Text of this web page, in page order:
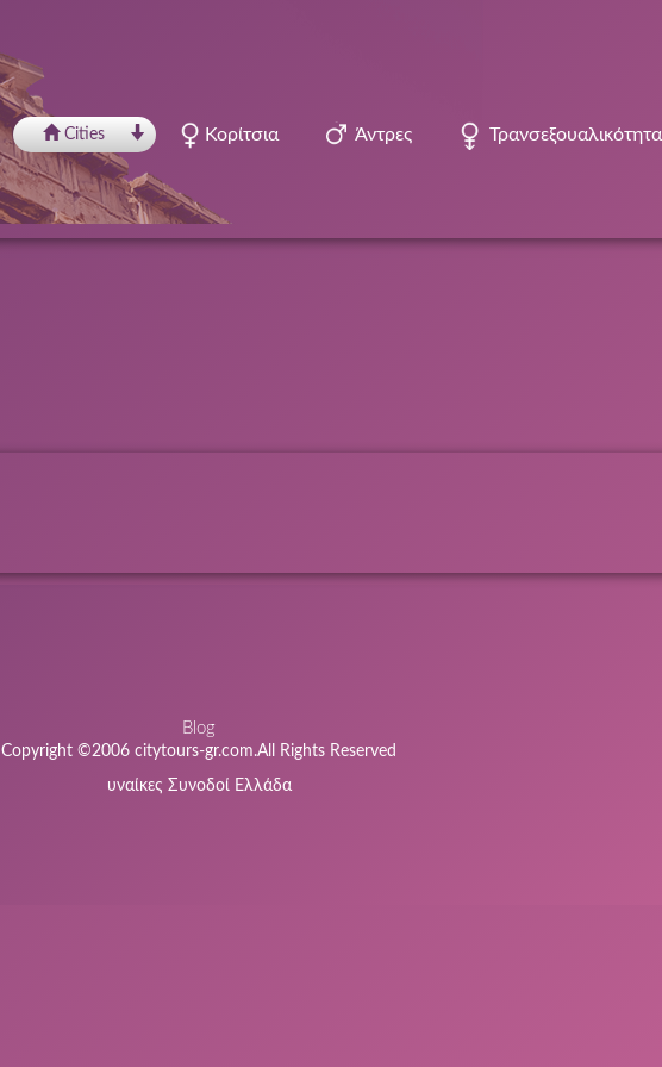
Сities Κορίτσια Άντρες Τρανσεξουαλικότητα
Blog
Copyright ©2006 citytours-gr.com.All Rights Reserved
υναίκες Συνοδοί Ελλάδα